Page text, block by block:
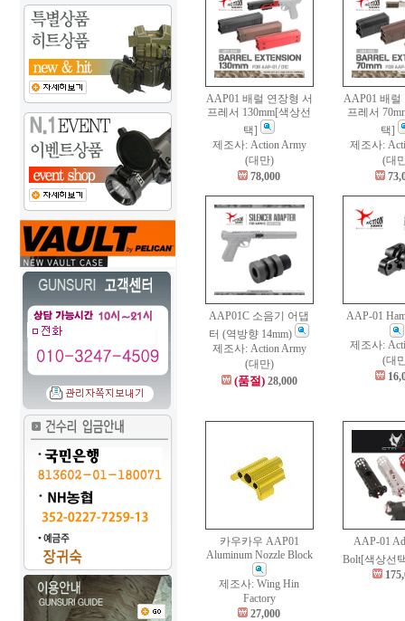
AAP01 배럴 연장형 서
프레서 130mm[색상선
택]
제조사: Action Army
(대만)
78,000
AAP01 배럴
프레서
택]
제조사:
(대
AAP01C 소음기 어댑
터 (역방향 14mm)
제조사: Action Army
(대만)
(품절) 28,000
AAP-01
제조사:
(대
카우카우 AAP01
Aluminum Nozzle Block
제조사: Wing Hin
Factory
27,000
AAP-01
Bolt[색상선